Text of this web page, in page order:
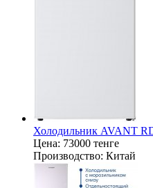
Холодильник AVANT
Цена: 73000 тенге
Производство: Китай